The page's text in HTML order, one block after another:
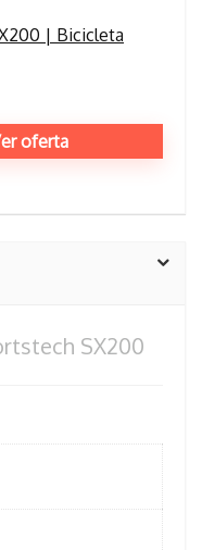
| Bicicleta
oferta
SX200